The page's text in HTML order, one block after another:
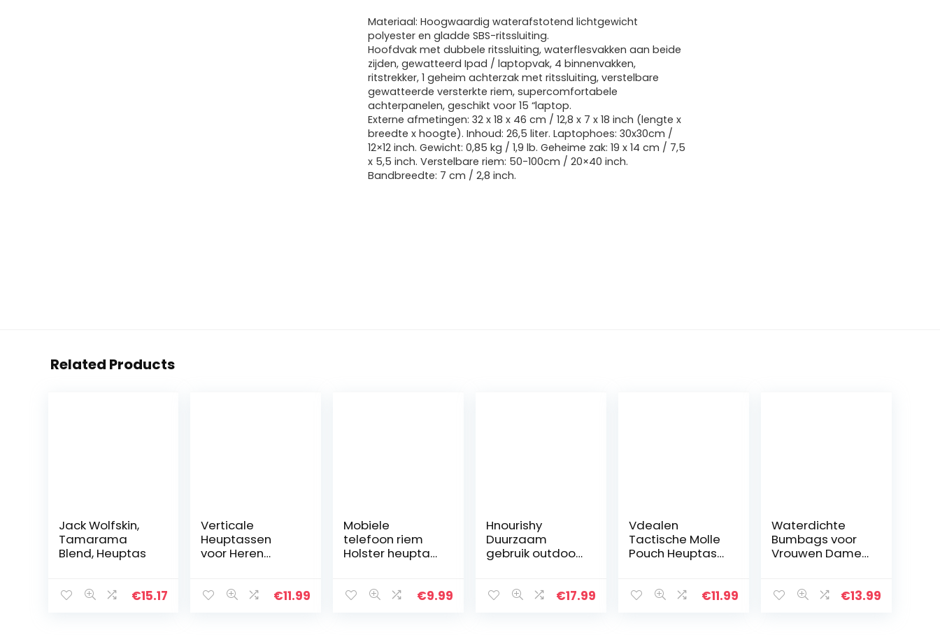
Materiaal: Hoogwaardig waterafstotend lichtgewicht
polyester en gladde SBS-ritssluiting.
Hoofdvak met dubbele ritssluiting, waterflesvakken aan beide
zijden, gewatteerd Ipad / laptopvak, 4 binnenvakken,
ritstrekker, 1 geheim achterzak met ritssluiting, verstelbare
gewatteerde versterkte riem, supercomfortabele
achterpanelen, geschikt voor 15 “laptop.
Externe afmetingen: 32 x 18 x 46 cm / 12,8 x 7 x 18 inch (lengte x
breedte x hoogte). Inhoud: 26,5 liter. Laptophoes: 30x30cm /
12×12 inch. Gewicht: 0,85 kg / 1,9 lb. Geheime zak: 19 x 14 cm / 7,5
x 5,5 inch. Verstelbare riem: 50-100cm / 20×40 inch.
Bandbreedte: 7 cm / 2,8 inch.
Related Products
Jack Wolfskin,
Tamarama
Blend, Heuptas
€15.17
Verticale
Heuptassen
voor Heren
Riemtas voor€11.99
Mobiele
telefoon riem
Holster heuptas,
heuptas voor€9.99
Hnourishy
Duurzaam
gebruik outdoor
running heuptas
€17.99
Vdealen
Tactische Molle
Pouch Heuptas
Houder
€11.99
Waterdichte
Bumbags voor
Vrouwen Dames
Reflecterende
€13.99